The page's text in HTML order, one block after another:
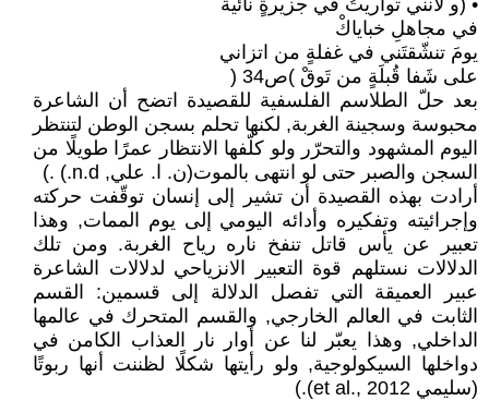
• (و لأنني تواريتُ في جزيرةٍ نائية
في مجاهلِ خباياكْ
يومَ تنشّقتَني في غفلةٍ من اتزاني
على شَفا قُبلَةٍ من تَوقْ )ص34 (
بعد حلّ الطلاسم الفلسفية للقصيدة اتضح أن الشاعرة
محبوسة وسجينة الغربة, لكنها تحلم بسجن الوطن لتنتظر
اليوم المشهود والتحرّر ولو كلّفها الانتظار عمرًا طويلًا من
السجن والصبر حتى لو انتهى بالموت(ن. ا. علي, n.d.) .)
أرادت بهذه القصيدة أن تشير إلى إنسان توقّفت حركته
وإجرائيته وتفكيره وأدائه اليومي إلى يوم الممات, وهذا
تعبير عن يأس قاتل تنفخ ناره رياح الغربة. ومن تلك
الدلالات نستلهم قوة التعبير الانزياحي لدلالات الشاعرة
عبير العميقة التي تفصل الدلالة إلى قسمين: القسم
الثابت في العالم الخارجي, والقسم المتحرك في عالمها
الداخلي, وهذا يعبّر لنا عن أوار نار العذاب الكامن في
دواخلها السيكولوجية, ولو رأيتها شكلًا لظننت أنها ربوتًا
(سليمي et al., 2012).)